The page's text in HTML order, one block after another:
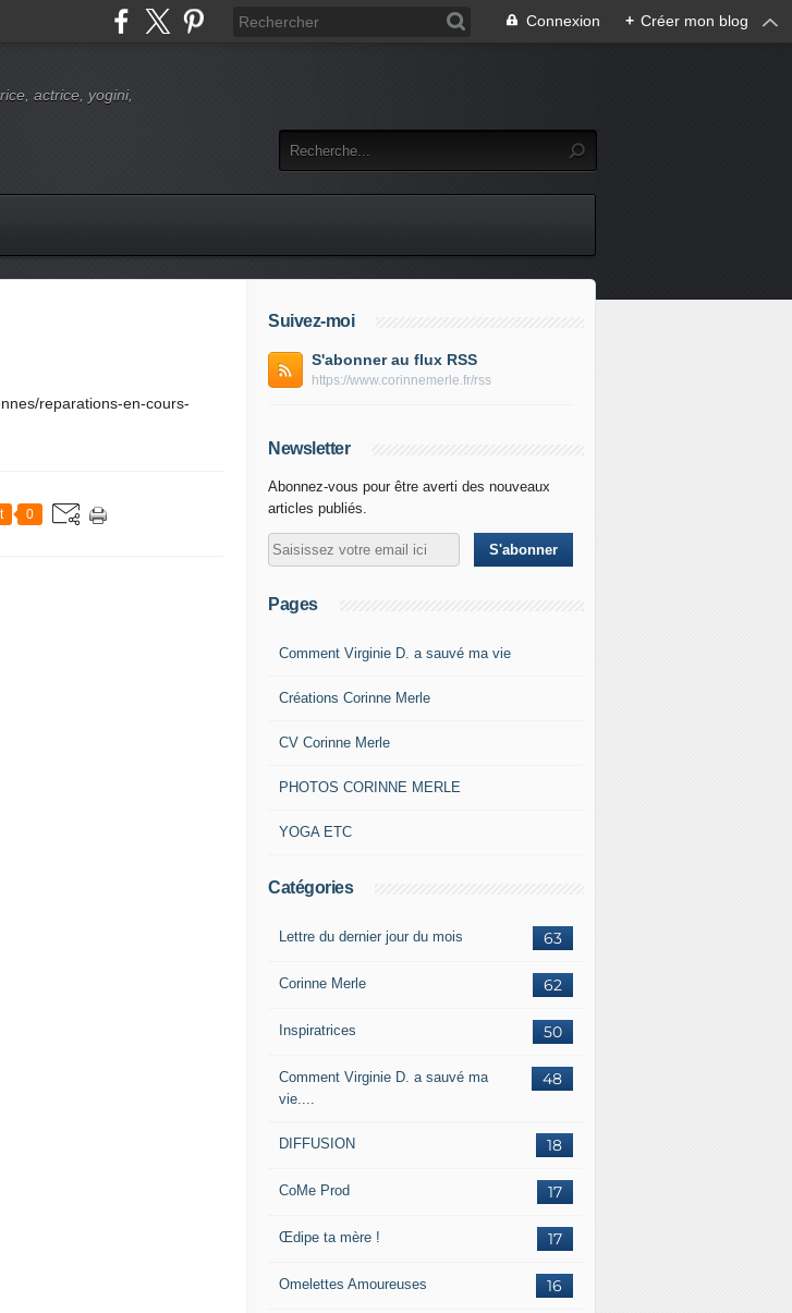
Connexion + Créer mon blog
actrice, yogini,
reparations-en-cours-
0
Suivez-moi
S'abonner au flux RSS
https://www.corinnemerle.fr/rss
Newsletter
Abonnez-vous pour être averti des nouveaux
articles publiés.
Pages
Comment Virginie D. a sauvé ma vie
Créations Corinne Merle
CV Corinne Merle
PHOTOS CORINNE MERLE
YOGA ETC
Catégories
63
Lettre du dernier jour du mois
62
Corinne Merle
50
Inspiratrices
48
Comment Virginie D. a sauvé ma
vie....
18
DIFFUSION
17
CoMe Prod
17
Œdipe ta mère !
16
Omelettes Amoureuses